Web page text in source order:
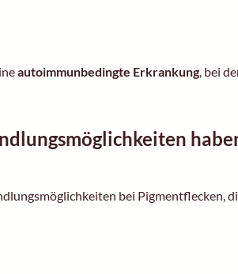
autoimmunbedingte Erkrankung, bei
bei Pigmentflecken,